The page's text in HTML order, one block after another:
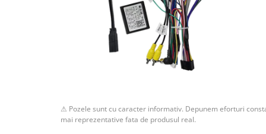
Rame adaptoare Mitsubishi
Rame adaptoare Isuzu
⚠ Pozele sunt cu caracter informativ. Depunem eforturi
mai reprezentative fata de produsul real.